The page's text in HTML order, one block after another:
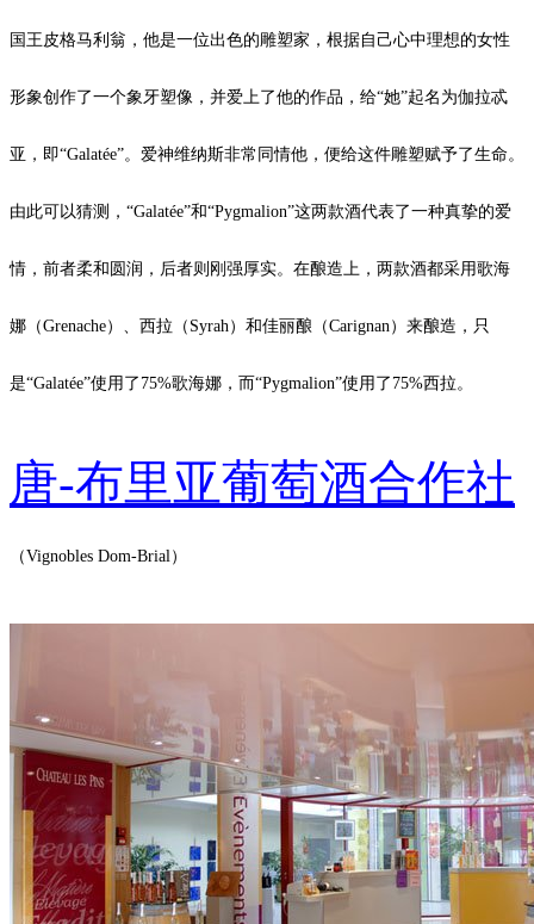
国王皮格马利翁，他是一位出色的雕塑家，根据自己心中理想的女性
形象创作了一个象牙塑像，并爱上了他的作品，给“她”起名为伽拉忒
亚，即“Galatée”。爱神维纳斯非常同情他，便给这件雕塑赋予了生命。
由此可以猜测，“Galatée”和“Pygmalion”这两款酒代表了一种真挚的爱
情，前者柔和圆润，后者则刚强厚实。在酿造上，两款酒都采用歌海
娜（Grenache）、西拉（Syrah）和佳丽酿（Carignan）来酿造，只
是“Galatée”使用了75%歌海娜，而“Pygmalion”使用了75%西拉。
唐-布里亚葡萄酒合作社
（Vignobles Dom-Brial）